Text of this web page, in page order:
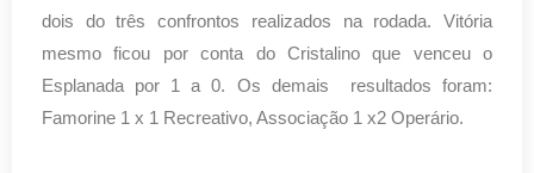
dois do três confrontos realizados na rodada. Vitória
mesmo ficou por conta do Cristalino que venceu o
Esplanada por 1 a 0. Os demais resultados foram:
Famorine 1 x 1 Recreativo, Associação 1 x2 Operário.